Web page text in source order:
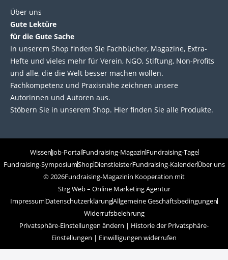
Über uns
Gute Lektüre
für die Gute Sache
In unserem Shop finden Sie Fachbücher, Magazine, Extra-
Hefte und vieles mehr für Verein, NGO, Stiftung, Non-Profits
und alle, die die Welt besser machen wollen.
Fachkompetenz und Praxisnähe zeichnen unsere
Autorinnen und Autoren aus.
Stöbern Sie in unserem Shop. Hier finden Sie alle Produkte.
WissenJob-PortalFundraising-MagazinFundraising-Tage
Fundraising-SymposiumShopDienstleisterFundraising-KalenderÜber uns
© 2026Fundraising-Magazinin Kooperation mit
Strg Web – Online Marketing Agentur
ImpressumDatenschutzerklärungAllgemeine Geschäftsbedingungen
Widerrufsbelehrung
Privatsphäre-Einstellungen ändern | Historie der Privatsphäre-
Einstellungen | Einwilligungen widerrufen